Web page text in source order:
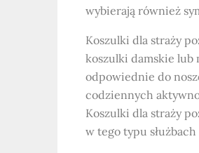
wybierają również
Koszulki dla straży
koszulki damskie lub
odpowiednie do
codziennych
Koszulki dla straży
w tego typu